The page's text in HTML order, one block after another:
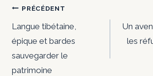
Navigation
de
l’article
PRÉCÉDENT
Langue tibétaine,
épique et bardes
sauvegarder le
patrimoine
Un
les